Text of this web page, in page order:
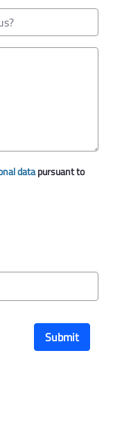
datapursuant to
Submit